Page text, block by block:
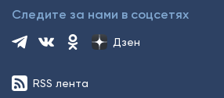
Следите за нами в соцсетях
Дзен
RSS лента